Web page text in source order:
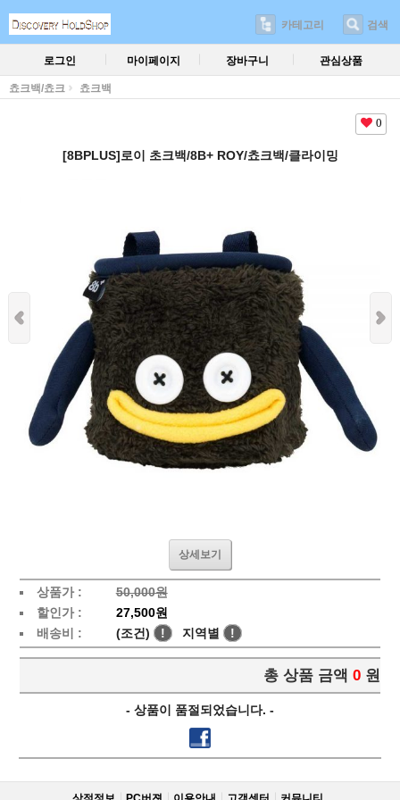
카테고리 검색
로그인 마이페이지 장바구니 관심상품
쵸크백/쵸크 쵸크백
0
[8BPLUS]로이 초크백/8B+ ROY/쵸크백/클라이밍
상세보기
상품가 :
50,000원
할인가 :
27,500원
배송비 :
(조건) ! 지역별 !
총 상품 금액 0 원
- 상품이 품절되었습니다. -